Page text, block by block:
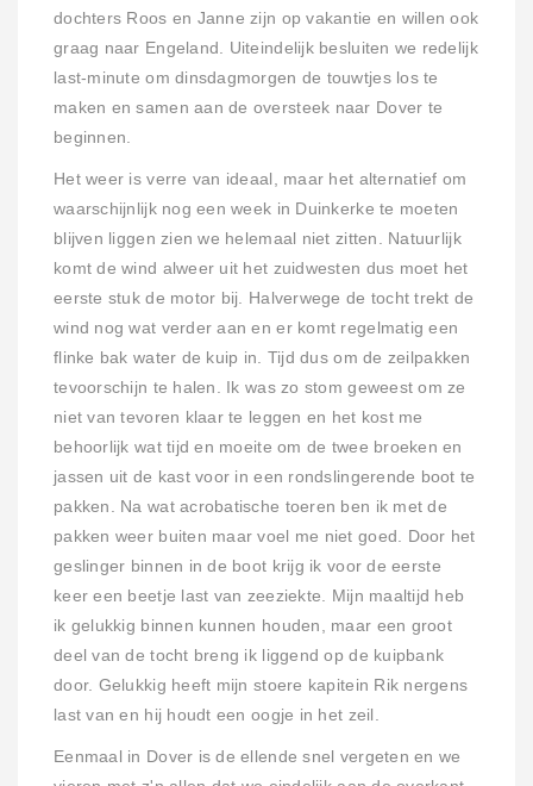
dochters Roos en Janne zijn op vakantie en willen ook
graag naar Engeland. Uiteindelijk besluiten we redelijk
last-minute om dinsdagmorgen de touwtjes los te
maken en samen aan de oversteek naar Dover te
beginnen.
Het weer is verre van ideaal, maar het alternatief om
waarschijnlijk nog een week in Duinkerke te moeten
blijven liggen zien we helemaal niet zitten. Natuurlijk
komt de wind alweer uit het zuidwesten dus moet het
eerste stuk de motor bij. Halverwege de tocht trekt de
wind nog wat verder aan en er komt regelmatig een
flinke bak water de kuip in. Tijd dus om de zeilpakken
tevoorschijn te halen. Ik was zo stom geweest om ze
niet van tevoren klaar te leggen en het kost me
behoorlijk wat tijd en moeite om de twee broeken en
jassen uit de kast voor in een rondslingerende boot te
pakken. Na wat acrobatische toeren ben ik met de
pakken weer buiten maar voel me niet goed. Door het
geslinger binnen in de boot krijg ik voor de eerste
keer een beetje last van zeeziekte. Mijn maaltijd heb
ik gelukkig binnen kunnen houden, maar een groot
deel van de tocht breng ik liggend op de kuipbank
door. Gelukkig heeft mijn stoere kapitein Rik nergens
last van en hij houdt een oogje in het zeil.
Eenmaal in Dover is de ellende snel vergeten en we